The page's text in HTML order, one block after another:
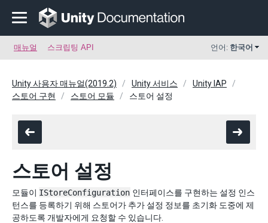
매뉴얼 스크립팅 API 언어: 한국어
Unity 사용자 매뉴얼(2019.2) Unity 서비스
Unity IAP
스토어 구현
스토어 모듈 스토어 설정
스토어 설정
모듈이 IStoreConfiguration 인터페이스를 구현하는 설정 인스
턴스를 등록하기 위해 스토어가 추가 설정 정보를 초기화 도중에 제
공하도록 개발자에게 요청할 수 있습니다.